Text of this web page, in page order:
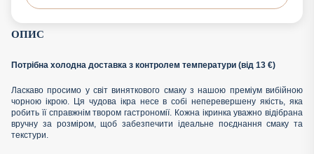
ОПИС
Потрібна холодна доставка з контролем температури (від 13 €)
Ласкаво просимо у світ виняткового смаку з нашою преміум вибійною
чорною ікрою. Ця чудова ікра несе в собі неперевершену якість, яка
робить її справжнім твором гастрономії. Кожна ікринка уважно відібрана
вручну за розміром, щоб забезпечити ідеальне поєднання смаку та
текстури.